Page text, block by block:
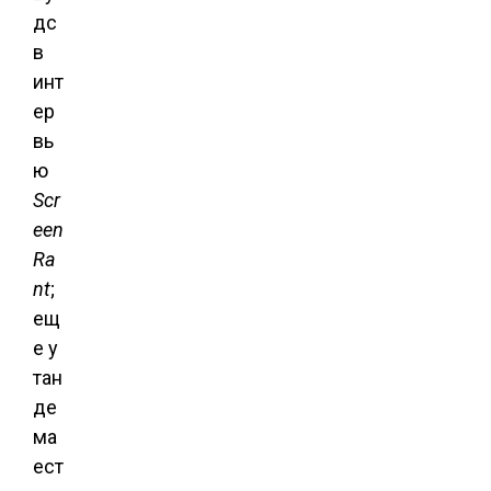
дс
в
инт
ер
вь
ю
Scr
een
Ra
nt;
ещ
е у
тан
де
ма
ест